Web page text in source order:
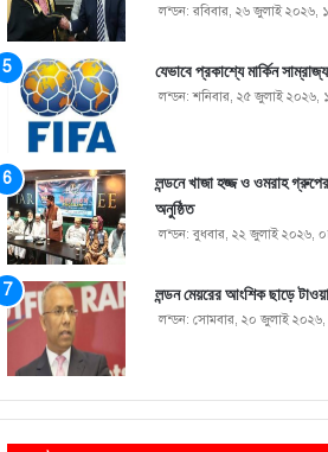
লন্ডন: রবিবার, ২৬ জুলাই ২০২৬,
যেভাবে প্রকাশ্যে মার্কিন
লন্ডন: শনিবার, ২৫ জুলাই ২০২৬,
লন্ডনে খাজা হজ্জ ও ওমরাহ
অনুষ্ঠিত
লন্ডন: বুধবার, ২২ জুলাই ২০২৬,
লন্ডন মেয়রের আংশিক ছাড়ে
লন্ডন: সোমবার, ২০ জুলাই ২০২৬,